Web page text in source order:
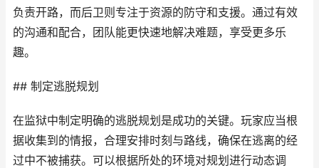
负责开路，而后卫则专注于资源的防守和支援。通过有效
的沟通和配合，团队能更快速地解决难题，享受更多乐
趣。
## 制定逃脱规划
在监狱中制定明确的逃脱规划是成功的关键。玩家应当根
据收集到的情报，合理安排时刻与路线，确保在逃离的经
过中不被捕获。可以根据所处的环境对规划进行动态调